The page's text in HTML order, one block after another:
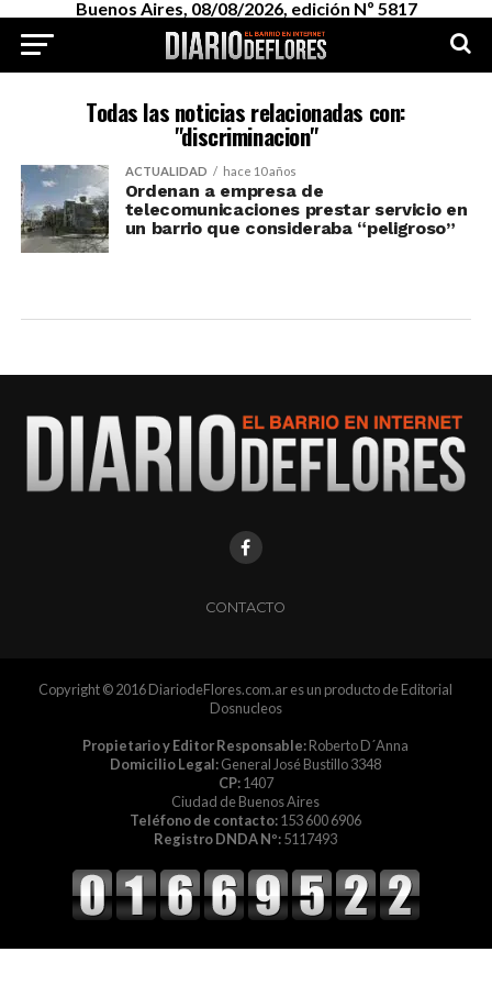
Buenos Aires, 08/08/2026, edición Nº 5817
Todas las noticias relacionadas con:
"discriminacion"
ACTUALIDAD hace 10 años
Ordenan a empresa de
telecomunicaciones prestar servicio en
un barrio que consideraba “peligroso”
CONTACTO
Copyright © 2016 DiariodeFlores.com.ar es un producto de Editorial
Dosnucleos
Propietario y Editor Responsable:Roberto D´Anna
Domicilio Legal:General José Bustillo 3348
CP:1407
Ciudad de Buenos Aires
Teléfono de contacto:153 600 6906
Registro DNDA Nº:5117493